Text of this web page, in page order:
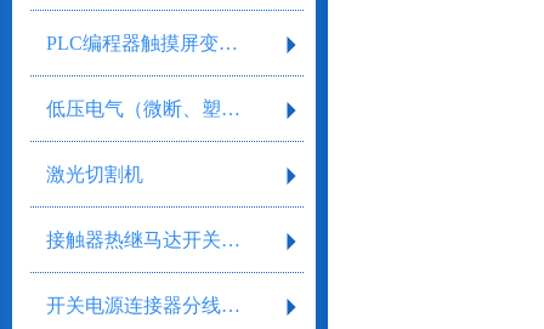
PLC编程器触摸屏变频器
低压电气（微断、塑壳、框架）
激光切割机
接触器热继马达开关继电器
开关电源连接器分线盒气缸气阀剥线工具